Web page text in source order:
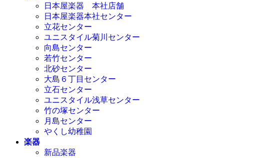
日本屋楽器 本社店舗
日本屋楽器本社センター
立花センター
ユニスタイル菊川センター
向島センター
若竹センター
北砂センター
大島６丁目センター
立石センター
ユニスタイル浅草センター
竹の塚センター
月島センター
やくし幼稚園
楽器
新品楽器